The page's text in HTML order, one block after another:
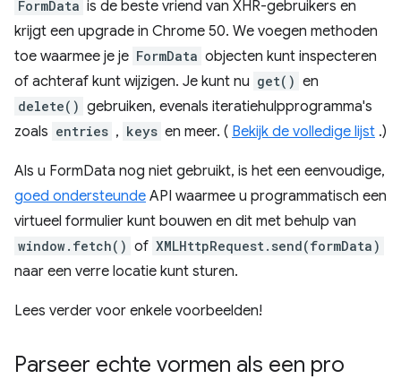
FormData is de beste vriend van XHR-gebruikers en
krijgt een upgrade in Chrome 50. We voegen methoden
toe waarmee je je FormData objecten kunt inspecteren
of achteraf kunt wijzigen. Je kunt nu get() en
delete() gebruiken, evenals iteratiehulpprogramma's
zoals entries , keys en meer. ( Bekijk de volledige lijst .)
Als u FormData nog niet gebruikt, is het een eenvoudige,
goed ondersteunde API waarmee u programmatisch een
virtueel formulier kunt bouwen en dit met behulp van
window.fetch() of XMLHttpRequest.send(formData)
naar een verre locatie kunt sturen.
Lees verder voor enkele voorbeelden!
Parseer echte vormen als een pro